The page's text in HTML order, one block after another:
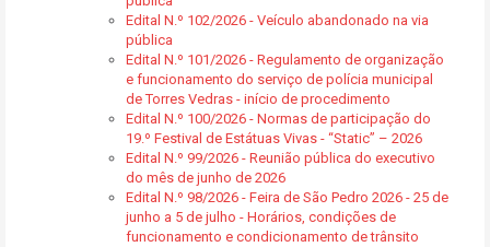
Edital N.º 102/2026 - Veículo abandonado na via
pública
Edital N.º 101/2026 - Regulamento de organização
e funcionamento do serviço de polícia municipal
de Torres Vedras - início de procedimento
Edital N.º 100/2026 - Normas de participação do
19.º Festival de Estátuas Vivas - “Static” – 2026
Edital N.º 99/2026 - Reunião pública do executivo
do mês de junho de 2026
Edital N.º 98/2026 - Feira de São Pedro 2026 - 25 de
junho a 5 de julho - Horários, condições de
funcionamento e condicionamento de trânsito